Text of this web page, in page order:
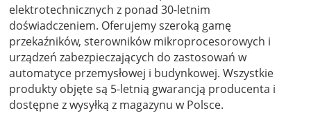
elektrotechnicznych z ponad 30-letnim
doświadczeniem. Oferujemy szeroką gamę
przekaźników, sterowników mikroprocesorowych i
urządzeń zabezpieczających do zastosowań w
automatyce przemysłowej i budynkowej. Wszystkie
produkty objęte są 5-letnią gwarancją producenta i
dostępne z wysyłką z magazynu w Polsce.